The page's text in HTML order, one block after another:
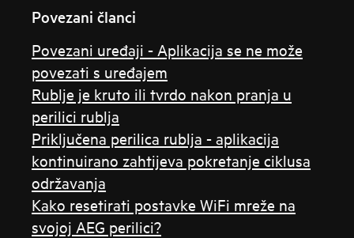
Povezani članci
Povezani uređaji - Aplikacija se ne može
povezati s uređajem
Rublje je kruto ili tvrdo nakon pranja u
perilici rublja
Priključena perilica rublja - aplikacija
kontinuirano zahtijeva pokretanje ciklusa
održavanja
Kako resetirati postavke WiFi mreže na
svojoj AEG perilici?